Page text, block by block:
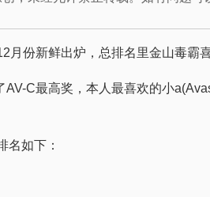
月份新鲜出炉，总排名里金山毒霸
C最高奖，本人最喜欢的小
名如下：